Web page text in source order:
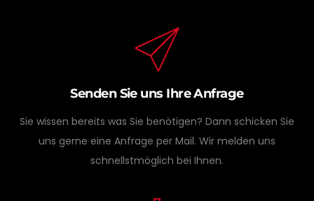
Senden Sie uns Ihre Anfrage
Sie wissen bereits was Sie benötigen? Dann schicken Sie
uns gerne eine Anfrage per Mail. Wir melden uns
schnellstmöglich bei Ihnen.